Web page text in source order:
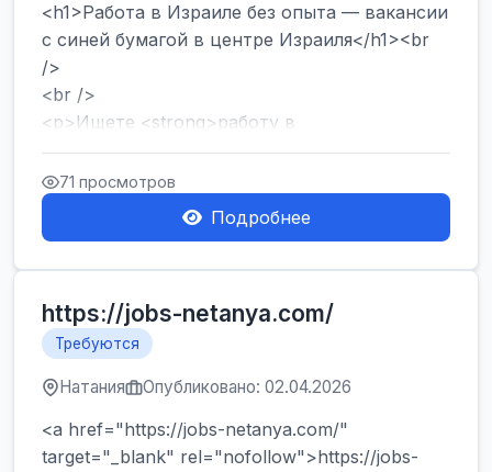
<h1>Работа в Израиле без опыта — вакансии
с синей бумагой в центре Израиля</h1><br
/>
<br />
<p>Ищете <strong>работу в
Израиле</strong> без опыта и знания языка?
Хотите быстро начать зарабатывать и ...
71 просмотров
Подробнее
https://jobs-netanya.com/
Требуются
Натания Опубликовано: 02.04.2026
<a href="https://jobs-netanya.com/"
target="_blank" rel="nofollow">https://jobs-